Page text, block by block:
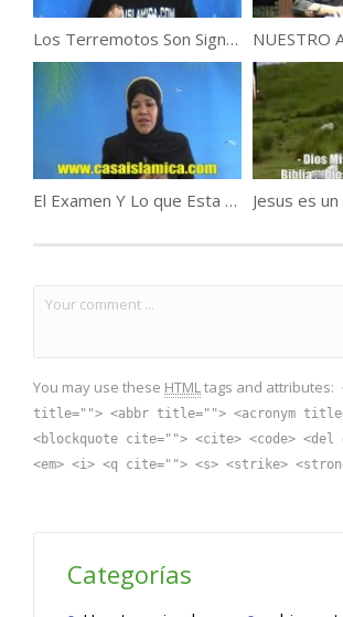
Los Terremotos Son Signos del Fin de este Vida .
El Examen Y Lo que Esta Escrito Para Usted.. Jesus es
You may use these HTMLtags and attributes:
title=""> <abbr title=""> <acronym
<blockquote cite=""> <cite> <code> <del
<em> <i> <q cite=""> <s> <strike>
Categorías